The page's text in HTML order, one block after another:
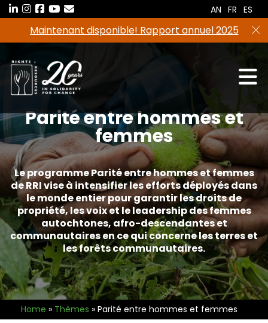
Aller
au
contenuMaintenant disponible! Rapport annuel 2025
AN FR ES
Parité entre hommes et
femmes
Le programme Parité entre hommes et femmes
de RRI vise à intensifier les efforts déployés dans
le monde entier pour garantir les droits de
propriété, les voix et le leadership des femmes
autochtones, afro-descendantes et
communautaires en ce qui concerne les terres et
les forêts communautaires.
Home » Thèmes » Parité entre hommes et femmes